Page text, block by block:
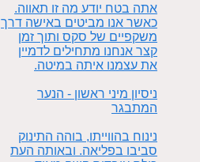
אתה בטח יודע מה זו תאווה.
כאשר אנו מביטים באישה דרך
משקפיים של סקס ותוך זמן
קצר אנחנו מתחילים לדמיין
את עצמנו איתה במיטה.
ניסיון מיני ראשון - הנער
המתבגר
נינוח בהווייתו, בוהה התינוק
סביבו בפליאה. ובאותה העת